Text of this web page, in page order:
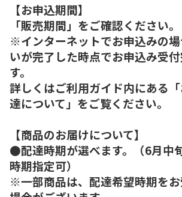
【お申込期間】
「販売期間」をご確認ください。
※インターネットでお申込みの
いが完了した時点でお申込み受
す。
詳しくはご利用ガイド内にある
達について」をご覧ください。
【商品のお届けについて】
●配達時期が選べます。（6月中
時期指定可）
※一部商品は、配達希望時期を